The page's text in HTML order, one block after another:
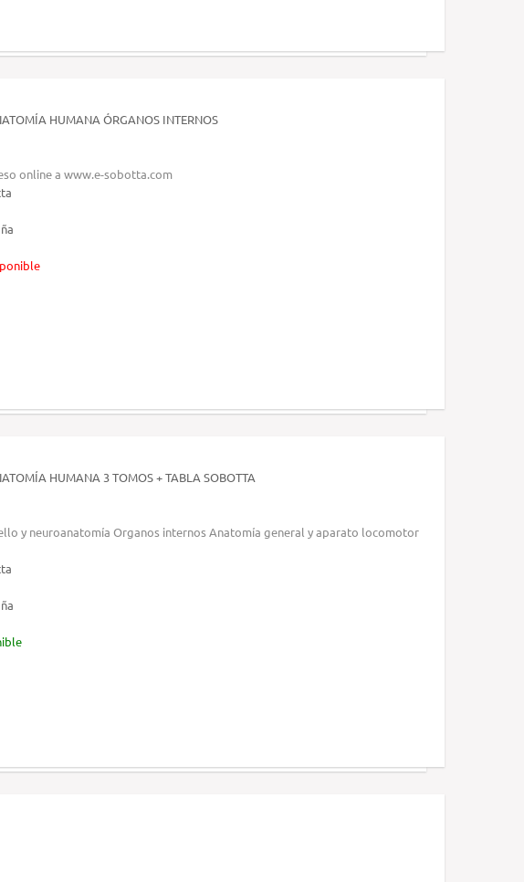
HUMANA ÓRGANOS INTERNOS
online a www.e-sobotta.com
HUMANA 3 TOMOS + TABLA SOBOTTA
y neuroanatomía Organos internos Anatomía general y aparato locomotor